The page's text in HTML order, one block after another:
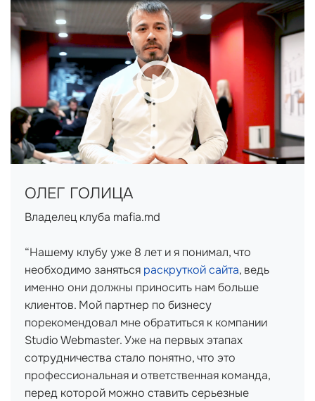
ОЛЕГ ГОЛИЦА
Владелец клуба mafia.md
“Нашему клубу уже 8 лет и я понимал, что
необходимо заняться раскруткой сайта, ведь
именно они должны приносить нам больше
клиентов. Мой партнер по бизнесу
порекомендовал мне обратиться к компании
Studio Webmaster. Уже на первых этапах
сотрудничества стало понятно, что это
профессиональная и ответственная команда,
перед которой можно ставить серьезные